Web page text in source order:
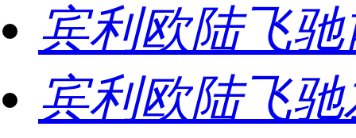
宾利欧陆飞
宾利欧陆飞